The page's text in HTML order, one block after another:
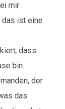
mir
ist eine
dass
bin.
der
das